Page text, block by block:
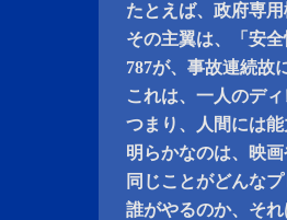
たとえば、政府専
その主翼は、「安
787が、事故連続故
これは、一人のデ
つまり、人間には
明らかなのは、映
同じことがどんな
誰がやるのか、そ